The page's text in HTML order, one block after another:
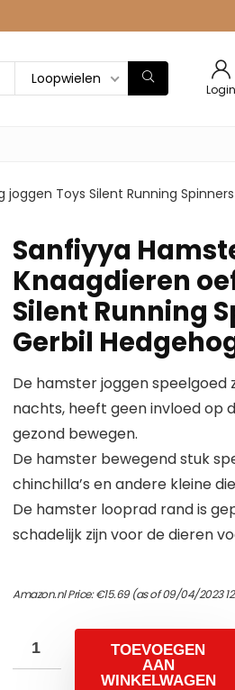
Loopwielen
Login
Toys Silent Running
Sanfiyya
Knaagdieren
Silent Running
Gerbil
De hamster joggen speelgoed
nachts, heeft geen invloed op
gezond bewegen.
De hamster bewegend stuk
chinchilla’s en andere kleine
De hamster looprad rand is
schadelijk zijn voor de dieren
Amazon.nl Price:€15.69(as of 09/04/2023
TOEVOEGEN
AAN
WINKELWAGEN